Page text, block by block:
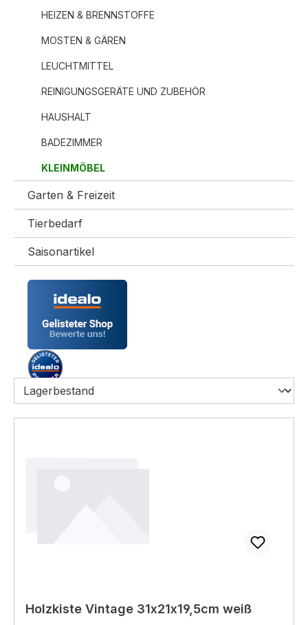
HEIZEN & BRENNSTOFFE
MOSTEN & GÄREN
LEUCHTMITTEL
REINIGUNGSGERÄTE UND ZUBEHÖR
HAUSHALT
BADEZIMMER
KLEINMÖBEL
Garten & Freizeit
Tierbedarf
Saisonartikel
Holzkiste Vintage 31x21x19,5cm weiß